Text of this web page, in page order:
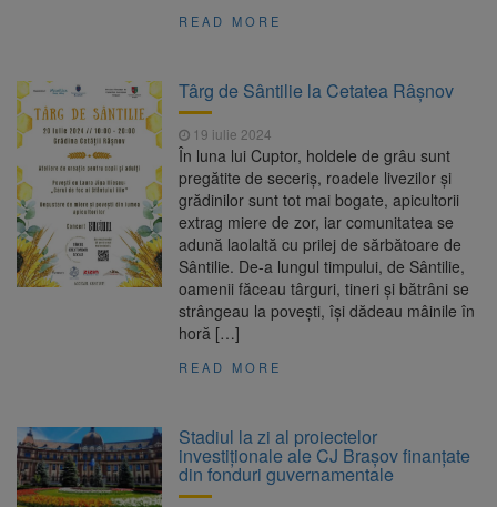
READ MORE
Târg de Sântilie la Cetatea Râșnov
19 iulie 2024
În luna lui Cuptor, holdele de grâu sunt
pregătite de seceriș, roadele livezilor și
grădinilor sunt tot mai bogate, apicultorii
extrag miere de zor, iar comunitatea se
adună laolaltă cu prilej de sărbătoare de
Sântilie. De-a lungul timpului, de Sântilie,
oamenii făceau târguri, tineri și bătrâni se
strângeau la povești, își dădeau mâinile în
horă […]
READ MORE
Stadiul la zi al proiectelor
investiţionale ale CJ Braşov finanţate
din fonduri guvernamentale